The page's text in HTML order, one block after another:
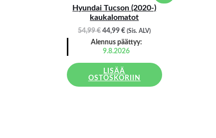
Hyundai Tucson (2020-)
kaukalomatot
54,99€
oli:
54,99 €.
44,99€
on:
44,99 €.
(Sis. ALV)
Alennus päättyy:
9.8.2026
LISÄÄ
OSTOSKORIIN